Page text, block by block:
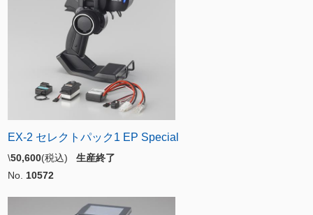
EX-2 セレクトパック1 EP Special
\50,600(税込) 生産終了
No. 10572